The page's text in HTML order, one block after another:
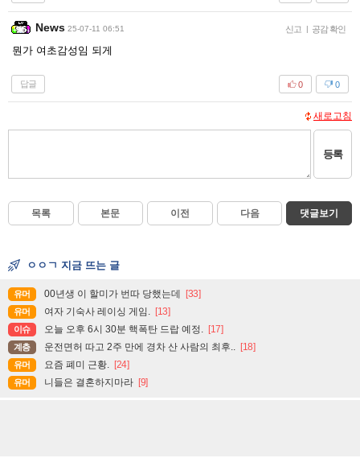
News 25-07-11 06:51 신고 | 공감 확인
뭔가 여초감성임 되게
답글 0
0
새로고침
등록
목록 본문 이전 다음 댓글보기
ㅇㅇㄱ 지금 뜨는 글
유머 00년생 이 할미가 번따 당했는데 [33]
유머 여자 기숙사 레이싱 게임. [13]
이슈 오늘 오후 6시 30분 핵폭탄 드랍 예정. [17]
계층 운전면허 따고 2주 만에 경차 산 사람의 최후.. [18]
유머 요즘 폐미 근황. [24]
유머 니들은 결혼하지마라 [9]